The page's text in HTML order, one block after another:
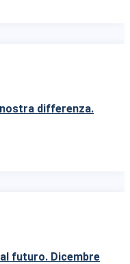
differenza.
futuro. Dicembre